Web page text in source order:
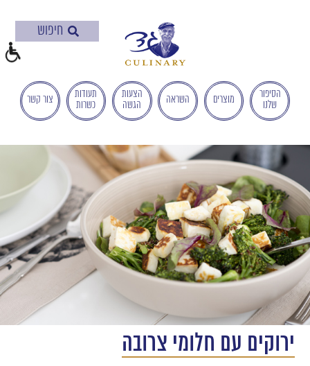
הישראלי
לְהַנְגָּשָׁת
אָתָרִים".
הַמְּסַיַּעַת
לִנְגִישׁוּת
הָאֲתָר.
לִפְתִיחַת
תַּפְרִיט
הֵנְּגִישׁוּת
לְחַץ
ALT+0
הסיפור
שלנו
מוצרים השראה
הצעות
הגשה
תעודות
כשרות
צור קשר
ירוקים עם חלומי צרובה